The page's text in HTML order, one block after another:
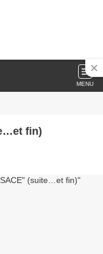
MENU
fin)